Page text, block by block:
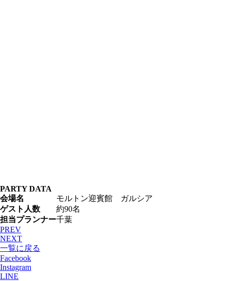
PARTY DATA
会場名
モルトン迎賓館 ガルシア
ゲスト人数
約90名
担当プランナー千葉
PREV
NEXT
一覧に戻る
Facebook
Instagram
LINE